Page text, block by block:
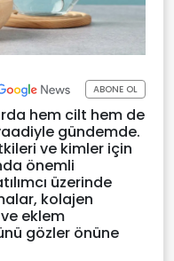
ABONE OL
hem cilt hem de
gündemde.
ve kimler için
önemli
üzerinde
kolajen
eklem
gözler önüne